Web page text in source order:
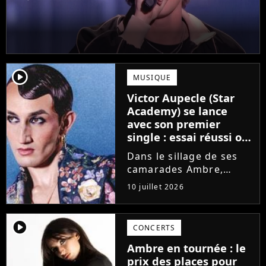
player2 MUSIQUE
Victor Aupecle (Star
Academy) se lance
avec son premier
single : essai réussi ou
manqué ? Voici notre
avis !
Dans le sillage de ses
camarades Ambre,
Bastiaan ou Melissa,
Victor Aupecle lance
son projet musical ce
vendredi 10 juillet avec
la parution du single Je
fais de mon mieux. Le
demi-finaliste...
10 juillet 2026
player2 CONCERTS
Ambre en tournée : le
prix des places pour